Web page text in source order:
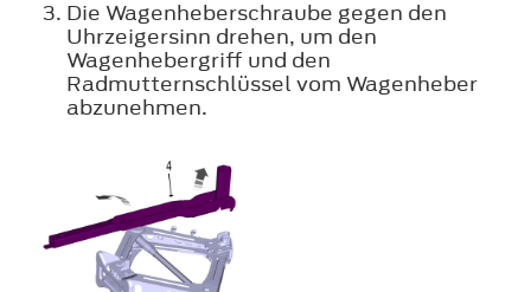
Die Wagenheberschraube gegen den
Uhrzeigersinn drehen, um den
Wagenhebergriff und den
Radmutternschlüssel vom Wagenheber
abzunehmen.